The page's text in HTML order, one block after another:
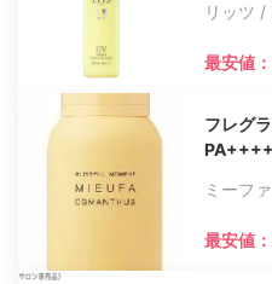
リッツ /
最安値
フレグ
ミーフ
最安値